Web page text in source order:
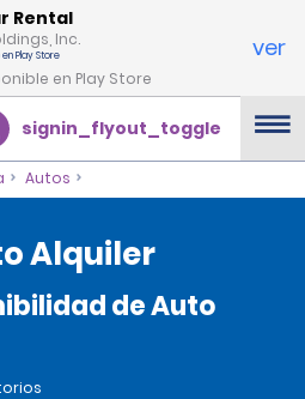
Rental
Inc.
en Play Store
ver
signin_flyout_toggle
Autos
Alquiler
de Auto